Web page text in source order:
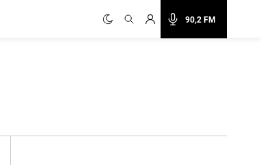
90,2 FM